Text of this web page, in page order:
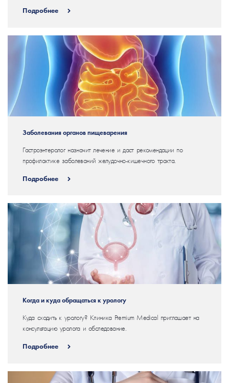
Подробнее
Заболевания органов пищеварения
Гастроэнтеролог назначит лечение и даст рекомендации по
профилактике заболеваний желудочно-кишечного тракта.
Подробнее
Когда и куда обращаться к урологу
Куда сходить к урологу? Клиника Premium Medical приглашает на
консультацию уролога и обследование.
Подробнее